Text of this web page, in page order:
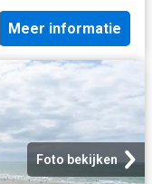
Meer informatie
Foto bekijken